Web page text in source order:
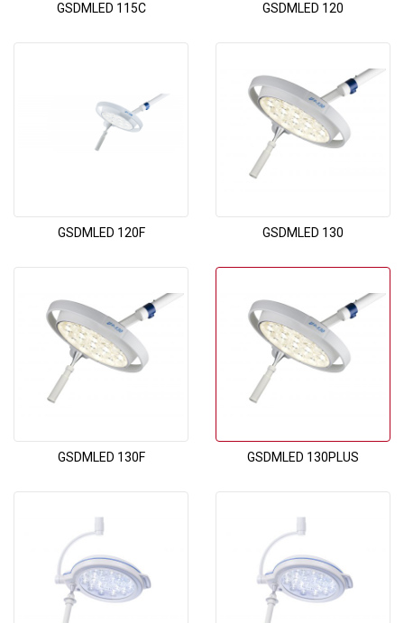
GSDMLED 115C GSDMLED 120
GSDMLED 120F GSDMLED 130
GSDMLED 130F GSDMLED 130PLUS